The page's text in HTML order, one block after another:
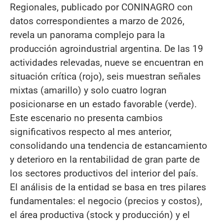
Regionales, publicado por CONINAGRO con
datos correspondientes a marzo de 2026,
revela un panorama complejo para la
producción agroindustrial argentina. De las 19
actividades relevadas, nueve se encuentran en
situación crítica (rojo), seis muestran señales
mixtas (amarillo) y solo cuatro logran
posicionarse en un estado favorable (verde).
Este escenario no presenta cambios
significativos respecto al mes anterior,
consolidando una tendencia de estancamiento
y deterioro en la rentabilidad de gran parte de
los sectores productivos del interior del país.
El análisis de la entidad se basa en tres pilares
fundamentales: el negocio (precios y costos),
el área productiva (stock y producción) y el